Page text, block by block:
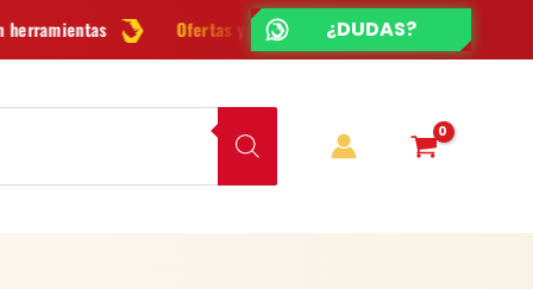
Ofertasy novedades cada semana ¿Dudas? Escríbenos
¿CHATEAMOS?
¿DUDAS?